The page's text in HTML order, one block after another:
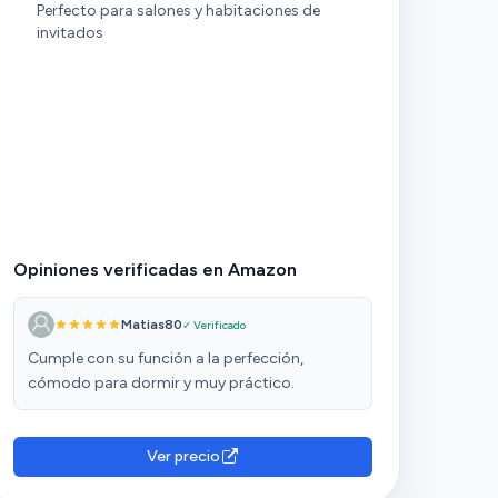
Perfecto para salones y habitaciones de
invitados
Opiniones verificadas en Amazon
Matias80✓ Verificado
Cumple con su función a la perfección,
cómodo para dormir y muy práctico.
Ver precio